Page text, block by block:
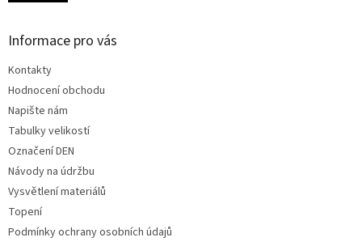
Informace pro vás
Kontakty
Hodnocení obchodu
Napište nám
Tabulky velikostí
Označení DEN
Návody na údržbu
Vysvětlení materiálů
Topení
Podmínky ochrany osobních údajů